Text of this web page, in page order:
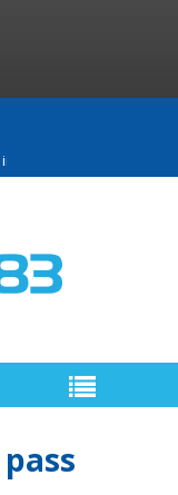
de forêt